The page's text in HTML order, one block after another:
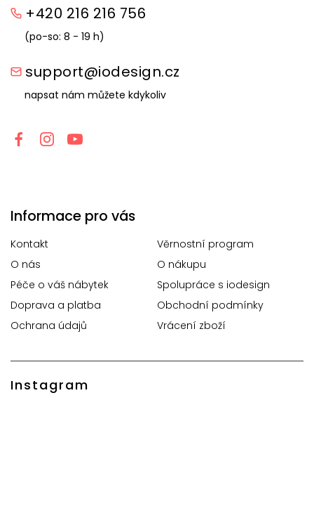
+420 216 216 756
(po-so: 8 - 19 h)
support@iodesign.cz
napsat nám můžete kdykoliv
Informace pro vás
Kontakt
Věrnostní program
O nás
O nákupu
Péče o váš nábytek
Spolupráce s iodesign
Doprava a platba
Obchodní podmínky
Ochrana údajů
Vrácení zboží
Instagram